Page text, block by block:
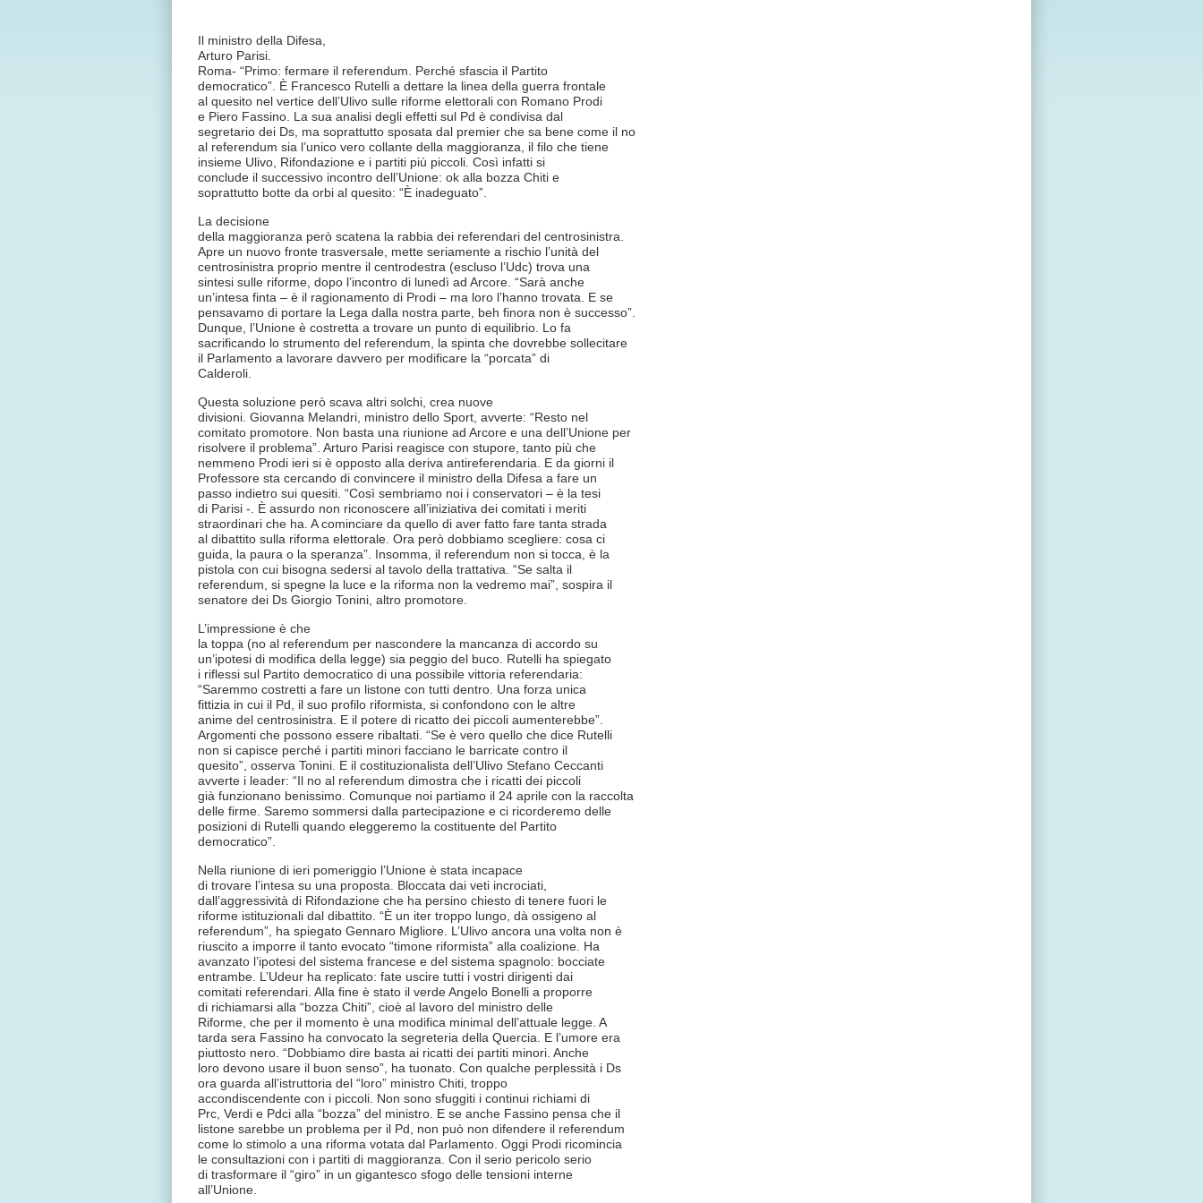
Il ministro della Difesa,
Arturo Parisi.
Roma- “Primo: fermare il referendum. Perché sfascia il Partito
democratico”. È Francesco Rutelli a dettare la linea della guerra frontale
al quesito nel vertice dell’Ulivo sulle riforme elettorali con Romano Prodi
e Piero Fassino. La sua analisi degli effetti sul Pd è condivisa dal
segretario dei Ds, ma soprattutto sposata dal premier che sa bene come il no
al referendum sia l’unico vero collante della maggioranza, il filo che tiene
insieme Ulivo, Rifondazione e i partiti più piccoli. Così infatti si
conclude il successivo incontro dell’Unione: ok alla bozza Chiti e
soprattutto botte da orbi al quesito: “È inadeguato”.
La decisione
della maggioranza però scatena la rabbia dei referendari del centrosinistra.
Apre un nuovo fronte trasversale, mette seriamente a rischio l’unità del
centrosinistra proprio mentre il centrodestra (escluso l’Udc) trova una
sintesi sulle riforme, dopo l’incontro di lunedì ad Arcore. “Sarà anche
un’intesa finta – è il ragionamento di Prodi – ma loro l’hanno trovata. E se
pensavamo di portare la Lega dalla nostra parte, beh finora non è successo”.
Dunque, l’Unione è costretta a trovare un punto di equilibrio. Lo fa
sacrificando lo strumento del referendum, la spinta che dovrebbe sollecitare
il Parlamento a lavorare davvero per modificare la “porcata” di
Calderoli.
Questa soluzione però scava altri solchi, crea nuove
divisioni. Giovanna Melandri, ministro dello Sport, avverte: “Resto nel
comitato promotore. Non basta una riunione ad Arcore e una dell’Unione per
risolvere il problema”. Arturo Parisi reagisce con stupore, tanto più che
nemmeno Prodi ieri si è opposto alla deriva antireferendaria. E da giorni il
Professore sta cercando di convincere il ministro della Difesa a fare un
passo indietro sui quesiti. “Così sembriamo noi i conservatori – è la tesi
di Parisi -. È assurdo non riconoscere all’iniziativa dei comitati i meriti
straordinari che ha. A cominciare da quello di aver fatto fare tanta strada
al dibattito sulla riforma elettorale. Ora però dobbiamo scegliere: cosa ci
guida, la paura o la speranza”. Insomma, il referendum non si tocca, è la
pistola con cui bisogna sedersi al tavolo della trattativa. “Se salta il
referendum, si spegne la luce e la riforma non la vedremo mai”, sospira il
senatore dei Ds Giorgio Tonini, altro promotore.
L’impressione è che
la toppa (no al referendum per nascondere la mancanza di accordo su
un’ipotesi di modifica della legge) sia peggio del buco. Rutelli ha spiegato
i riflessi sul Partito democratico di una possibile vittoria referendaria:
“Saremmo costretti a fare un listone con tutti dentro. Una forza unica
fittizia in cui il Pd, il suo profilo riformista, si confondono con le altre
anime del centrosinistra. E il potere di ricatto dei piccoli aumenterebbe”.
Argomenti che possono essere ribaltati. “Se è vero quello che dice Rutelli
non si capisce perché i partiti minori facciano le barricate contro il
quesito”, osserva Tonini. E il costituzionalista dell’Ulivo Stefano Ceccanti
avverte i leader: “Il no al referendum dimostra che i ricatti dei piccoli
già funzionano benissimo. Comunque noi partiamo il 24 aprile con la raccolta
delle firme. Saremo sommersi dalla partecipazione e ci ricorderemo delle
posizioni di Rutelli quando eleggeremo la costituente del Partito
democratico”.
Nella riunione di ieri pomeriggio l’Unione è stata incapace
di trovare l’intesa su una proposta. Bloccata dai veti incrociati,
dall’aggressività di Rifondazione che ha persino chiesto di tenere fuori le
riforme istituzionali dal dibattito. “È un iter troppo lungo, dà ossigeno al
referendum”, ha spiegato Gennaro Migliore. L’Ulivo ancora una volta non è
riuscito a imporre il tanto evocato “timone riformista” alla coalizione. Ha
avanzato l’ipotesi del sistema francese e del sistema spagnolo: bocciate
entrambe. L’Udeur ha replicato: fate uscire tutti i vostri dirigenti dai
comitati referendari. Alla fine è stato il verde Angelo Bonelli a proporre
di richiamarsi alla “bozza Chiti”, cioè al lavoro del ministro delle
Riforme, che per il momento è una modifica minimal dell’attuale legge. A
tarda sera Fassino ha convocato la segreteria della Quercia. E l’umore era
piuttosto nero. “Dobbiamo dire basta ai ricatti dei partiti minori. Anche
loro devono usare il buon senso”, ha tuonato. Con qualche perplessità i Ds
ora guarda all’istruttoria del “loro” ministro Chiti, troppo
accondiscendente con i piccoli. Non sono sfuggiti i continui richiami di
Prc, Verdi e Pdci alla “bozza” del ministro. E se anche Fassino pensa che il
listone sarebbe un problema per il Pd, non può non difendere il referendum
come lo stimolo a una riforma votata dal Parlamento. Oggi Prodi ricomincia
le consultazioni con i partiti di maggioranza. Con il serio pericolo serio
di trasformare il “giro” in un gigantesco sfogo delle tensioni interne
all’Unione.